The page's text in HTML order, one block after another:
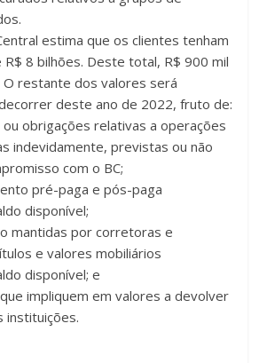
estima que os clientes tenham
8 bilhões. Deste total, R$ 900 mil
restante dos valores será
deste ano de 2022, fruto de:
ou obrigações relativas a operações
indevidamente, previstas ou não
com o BC;
pré-paga e pós-paga
disponível;
mantidas por corretoras e
e valores mobiliários
disponível; e
impliquem em valores a devolver
instituições.